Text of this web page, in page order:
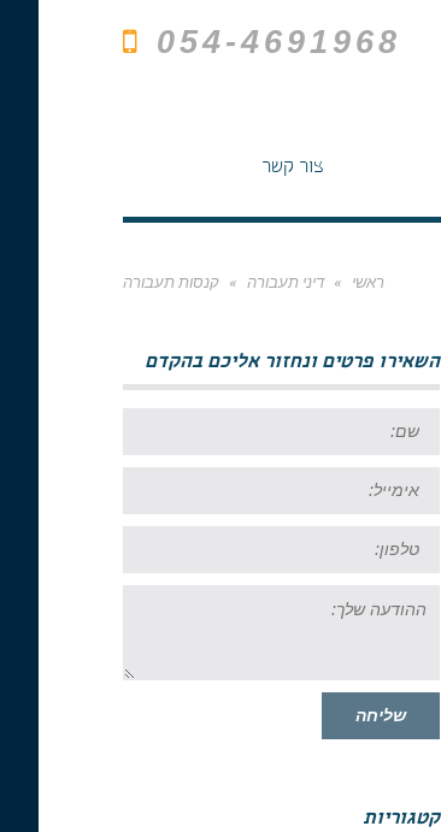
054-4691968
צור קשר
ראשי » דיני תעבורה » קנסות תעבורה
השאירו פרטים ונחזור אליכם בהקדם
שלך:
שליחה
קטגוריות